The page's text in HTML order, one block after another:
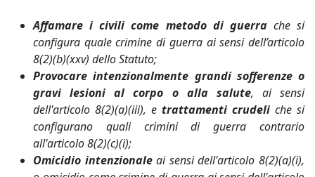
Affamare i civili come metodo di guerrache si
configura quale crimine di guerra ai sensi dell’articolo
8(2)(b)(xxv) dello Statuto;
Provocare intenzionalmente grandi sofferenze o
gravi lesioni al corpo o alla salute, ai sensi
dell'articolo 8(2)(a)(iii), e trattamenti crudeli che si
configurano quali crimini di guerra contrario
all'articolo 8(2)(c)(i);
Omicidio intenzionaleai sensi dell'articolo 8(2)(a)(i),